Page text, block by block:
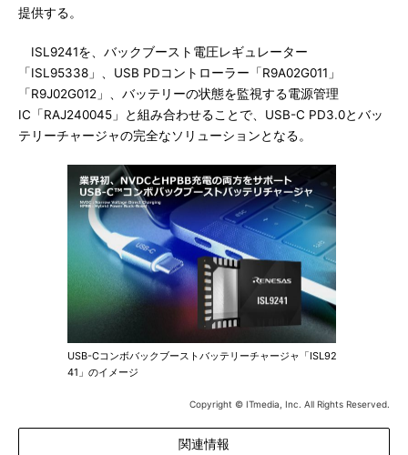
提供する。
ISL9241を、バックブースト電圧レギュレーター
「ISL95338」、USB PDコントローラー「R9A02G011」
「R9J02G012」、バッテリーの状態を監視する電源管理
IC「RAJ240045」と組み合わせることで、USB-C PD3.0とバッ
テリーチャージャの完全なソリューションとなる。
USB-Cコンボバックブーストバッテリーチャージャ「ISL92
41」のイメージ
Copyright © ITmedia, Inc. All Rights Reserved.
関連情報